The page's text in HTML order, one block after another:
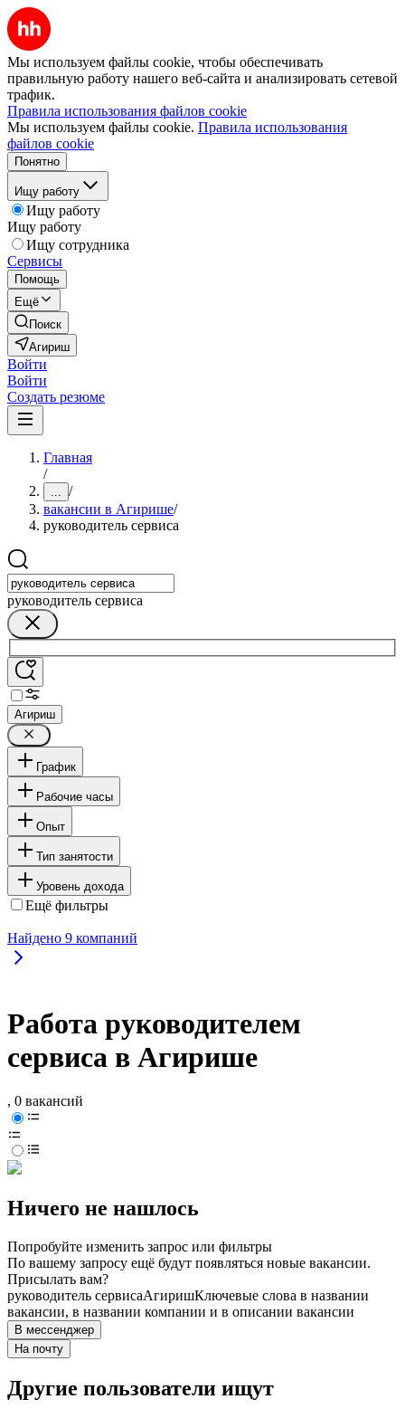
Мы используем файлы cookie, чтобы обеспечивать
правильную работу нашего веб-сайта и анализировать сетевой
трафик.
Правила использования файлов cookie
Мы используем файлы cookie. Правила использования
файлов cookie
Понятно
Ищу работу
Ищу работу
Ищу работу
Ищу сотрудника
Сервисы
Помощь
Ещё
Поиск
Агириш
Войти
Войти
Создать резюме
Главная
/
... /
вакансии в Агирише/
руководитель сервиса
руководитель сервиса
Агириш
График
Рабочие часы
Опыт
Тип занятости
Уровень дохода
Ещё фильтры
Найдено 9 компаний
Работа руководителем
сервиса в Агирише
, 0 вакансий
Ничего не нашлось
Попробуйте изменить запрос или фильтры
По вашему запросу ещё будут появляться новые вакансии.
Присылать вам?
руководитель сервисаАгиришКлючевые слова в названии
вакансии, в названии компании и в описании вакансии
В мессенджер
На почту
Другие пользователи ищут